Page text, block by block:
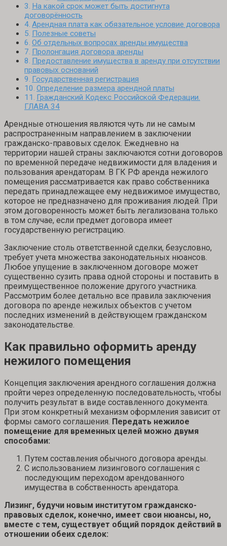
На какой срок может быть достигнута
договорённость
Арендная плата как обязательное условие договора
Полезные советы
Об отдельных вопросах аренды имущества
Пролонгация договора аренды
Предоставление имущества в аренду при отсутствии
правовых оснований
Государственная регистрация
Определение размера арендной платы
Гражданский Кодекс Российской Федерации.
ГЛАВА 34
Арендные отношения являются чуть ли не самым
распространенным направлением в заключении
гражданско-правовых сделок. Ежедневно на
территории нашей страны заключаются сотни договоров
по временной передаче недвижимости для владения и
пользования арендаторам. В ГК РФ аренда нежилого
помещения рассматривается как право собственника
передать принадлежащее ему недвижимое имущество,
которое не предназначено для проживания людей. При
этом договоренность может быть легализована только
в том случае, если предмет договора имеет
государственную регистрацию.
Заключение столь ответственной сделки, безусловно,
требует учета множества законодательных нюансов.
Любое упущение в заключенном договоре может
существенно сузить права одной стороны и поставить в
преимущественное положение другого участника.
Рассмотрим более детально все правила заключения
договора по аренде нежилых объектов с учетом
последних изменений в действующем гражданском
законодательстве.
Как правильно оформить аренду
нежилого помещения
Концепция заключения арендного соглашения должна
пройти через определенную последовательность, чтобы
получить результат в виде составленного документа.
При этом конкретный механизм оформления зависит от
формы самого соглашения. Передать нежилое
помещение для временных целей можно двумя
способами:
Путем составления обычного договора аренды.
С использованием лизингового соглашения с
последующим переходом арендованного
имущества в собственность арендатора.
Лизинг, будучи новым институтом гражданско-
правовых сделок, конечно, имеет свои нюансы, но,
вместе с тем, существует общий порядок действий в
отношении обеих сделок: